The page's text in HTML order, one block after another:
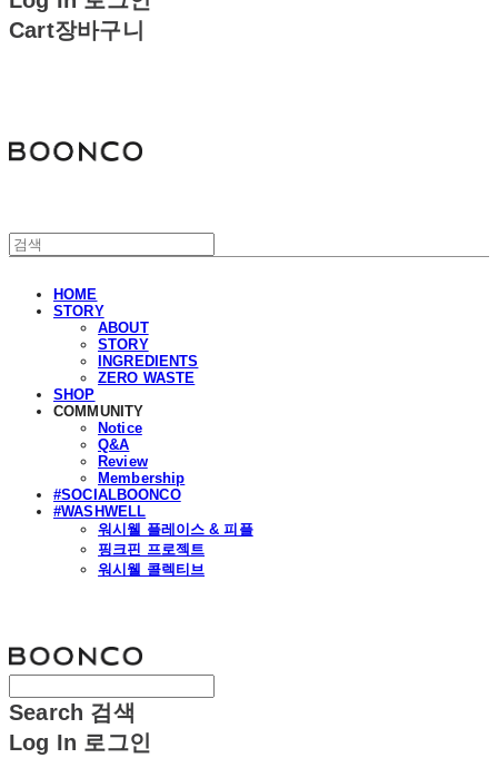
Cart장바구니
HOME
STORY
ABOUT
STORY
INGREDIENTS
ZERO WASTE
SHOP
COMMUNITY
Notice
Q&A
Review
Membership
#SOCIALBOONCO
#WASHWELL
워시웰 플레이스 & 피플
핑크핀 프로젝트
워시웰 콜렉티브
Search 검색
Log In 로그인